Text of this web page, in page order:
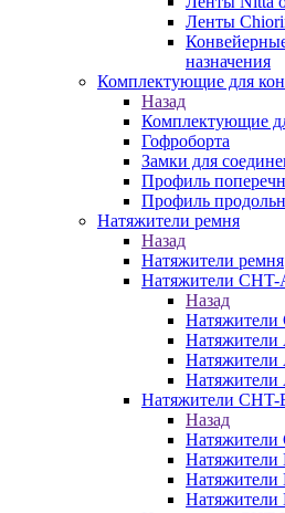
Ленты
назначения
Комплектующие для
Назад
Комплектующие
Гофроборта
Замки для
Профиль
Профиль
Натяжители ремня
Назад
Натяжители ремня
Натяжители CHT-
Назад
Натяжители
Натяжители
Натяжители
Натяжители CHT-
Назад
Натяжители
Натяжители
Натяжители